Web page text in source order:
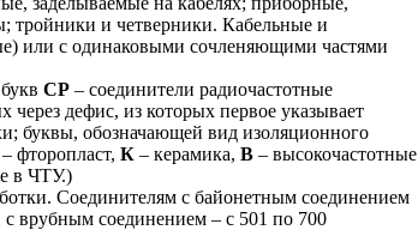
тройники и четверники. Кабельные и
или с одинаковыми сочленяющими частями
СР – соединители радиочастотные
дефис, из которых первое указывает
буквы, обозначающей вид изоляционного
– фторопласт, К – керамика, В – высокочастотные
в ЧТУ.)
Соединителям с байонетным соединением
врубным соединением – с 501 по 700